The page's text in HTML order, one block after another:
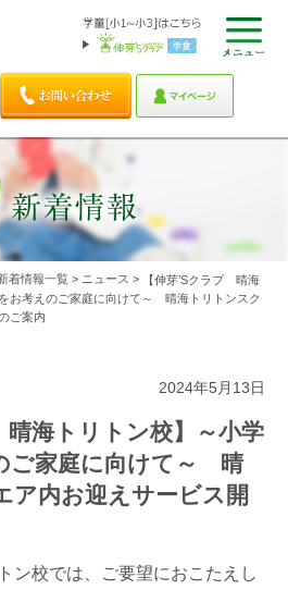
着情報一覧> ニュース >
【伸芽’Sクラブ 晴海
お考えのご家庭に向けて～ 晴海トリトンスク
ご案内
2024年5月13日
晴海トリトン校】～小学
ご家庭に向けて～ 晴
ア内お迎えサービス開
ン校では、ご要望におこたえし